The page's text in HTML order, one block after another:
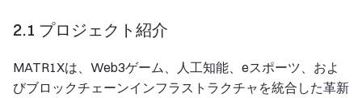
2.1 プロジェクト紹介
MATR1Xは、Web3ゲーム、人工知能、eスポーツ、およ
びブロックチェーンインフラストラクチャを統合した革新